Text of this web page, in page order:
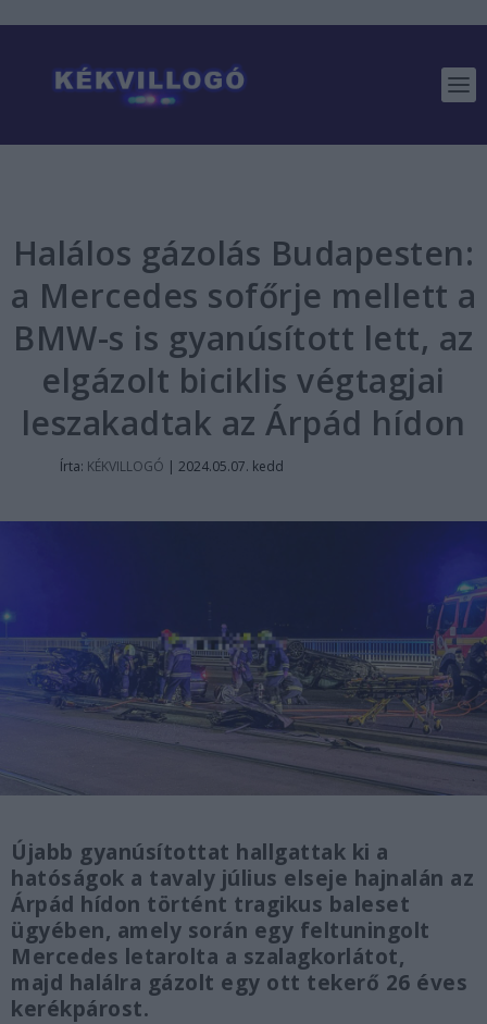
Halálos gázolás Budapesten:
a Mercedes sofőrje mellett a
BMW-s is gyanúsított lett, az
elgázolt biciklis végtagjai
leszakadtak az Árpád hídon
Írta: KÉKVILLOGÓ | 2024.05.07. kedd
Újabb gyanúsítottat hallgattak ki a
hatóságok a tavaly július elseje hajnalán az
Árpád hídon történt tragikus baleset
ügyében, amely során egy feltuningolt
Mercedes letarolta a szalagkorlátot,
majd halálra gázolt egy ott tekerő 26 éves
kerékpárost.